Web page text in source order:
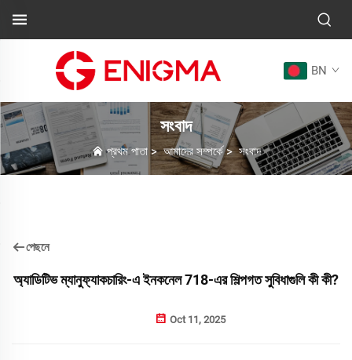
BN
সংবাদ
প্রথম পাতা>আমাদের সম্পর্কে>সংবাদ
পেছনে
অ্যাডিটিভ ম্যানুফ্যাকচারিং-এ ইনকনেল 718-এর শিল্পগত সুবিধাগুলি কী কী?
Oct 11, 2025